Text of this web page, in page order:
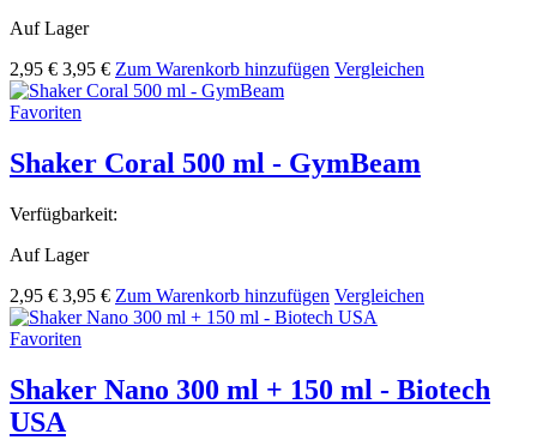
Auf Lager
2,95 € 3,95 € Zum Warenkorb hinzufügen Vergleichen
Favoriten
Shaker Coral 500 ml - GymBeam
Verfügbarkeit:
Auf Lager
2,95 € 3,95 € Zum Warenkorb hinzufügen Vergleichen
Favoriten
Shaker Nano 300 ml + 150 ml - Biotech
USA